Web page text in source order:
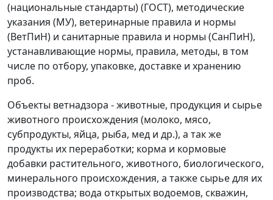
(национальные стандарты) (ГОСТ), методические
указания (МУ), ветеринарные правила и нормы
(ВетПиН) и санитарные правила и нормы (СанПиН),
устанавливающие нормы, правила, методы, в том
числе по отбору, упаковке, доставке и хранению
проб.
Объекты ветнадзора - животные, продукция и сырье
животного происхождения (молоко, мясо,
субпродукты, яйца, рыба, мед и др.), а так же
продукты их переработки; корма и кормовые
добавки растительного, животного, биологического,
минерального происхождения, а также сырье для их
производства; вода открытых водоемов, скважин,